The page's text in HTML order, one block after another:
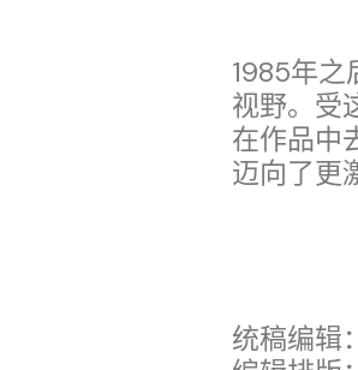
1985年之
视野。受
在作品中
迈向了更
统稿编辑